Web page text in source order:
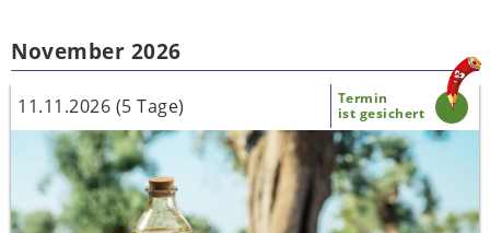
November 2026
11.11.2026 (5 Tage)
Termin
ist gesichert